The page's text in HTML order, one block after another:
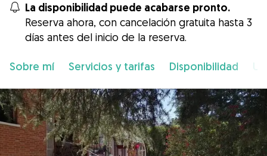
La disponibilidad puede acabarse pronto.
Reserva ahora, con cancelación gratuita hasta 3
días antes del inicio de la reserva.
Sobre mí Servicios y tarifas Disponibilidad